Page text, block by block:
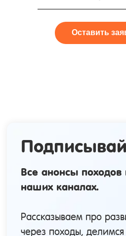
Оставить